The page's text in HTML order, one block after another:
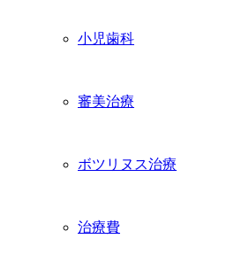
小児歯科
審美治療
ボツリヌス治療
治療費